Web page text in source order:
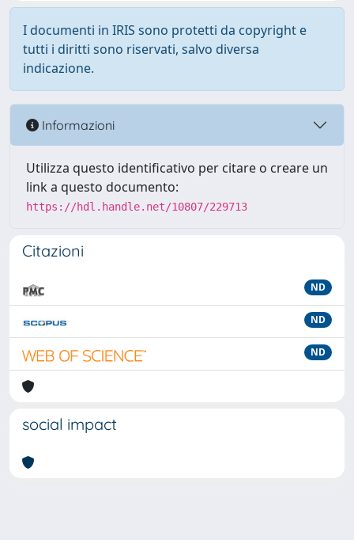
I documenti in IRIS sono protetti da copyright e
tutti i diritti sono riservati, salvo diversa
indicazione.
Informazioni
Utilizza questo identificativo per citare o creare un
link a questo documento:
https://hdl.handle.net/10807/229713
Citazioni
ND
ND
ND
social impact